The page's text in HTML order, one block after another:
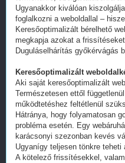
Ugyanakkor kiválóan
foglalkozni a weboldallal –
Keresőoptimalizált bérelhető
megkapja azokat a
Duguláselhárítás győkérvágás
Keresőoptimalizált
Aki saját keresőoptimalizált
Természetesen ettől
működtetéshez feltétlenül
Hátránya, hogy folyamatosan
probléma esetén. Egy
karácsonyi szezonban kevés
Ugyanígy teljesen tönkre
A kötelező frissítésekkel,